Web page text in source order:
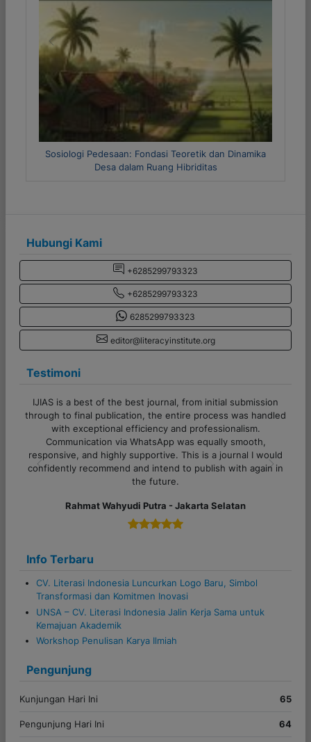
Metode Riset Kuantitatif dan Kualitatif
Previous Next
Hubungi Kami
+6285299793323
+6285299793323
6285299793323
editor@literacyinstitute.org
Testimoni
Terima kasih banyak untuk admin CV Literasi Indonesia!
Pelayanannya cepat, responsif, dan sangat membantu
sekali. Proses komunikasi juga lancar, sangat ramah serta
semua pertanyaan dijawab dengan jelas. Sukses selalu
untuk tim Literasi Indonesia!
Alfi Khoiriyyah - Lampung
Previous Next
Info Terbaru
CV. Literasi Indonesia Luncurkan Logo Baru, Simbol
Transformasi dan Komitmen Inovasi
UNSA – CV. Literasi Indonesia Jalin Kerja Sama untuk
Kemajuan Akademik
Workshop Penulisan Karya Ilmiah
Pengunjung
Kunjungan Hari Ini 65
Pengunjung Hari Ini 64